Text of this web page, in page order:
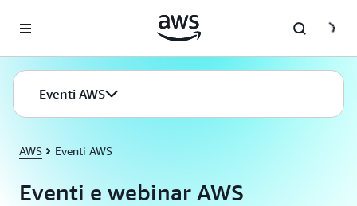
Eventi AWS
AWS Eventi AWS
Eventi e webinar AWS